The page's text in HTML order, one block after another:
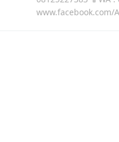
www.facebook.com/